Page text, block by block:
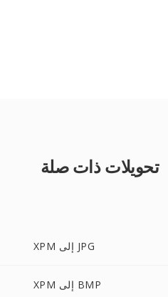
تحويلات ذات صلة
XPM إلى JPG
XPM إلى BMP